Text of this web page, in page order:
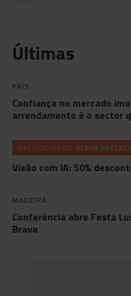
Últimas
PAÍS
Confiança no mercado
arrendamento é o sector
PATROCINADO ALAIN
Visão com IA: 50%
MADEIRA
Conferência abre Festa
Brava